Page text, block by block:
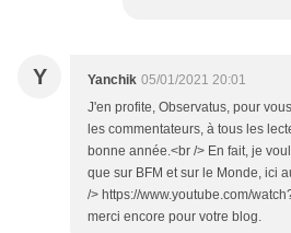
Y Yanchik 05/01/2021 20:01
J'en profite, Observatus, pour
les commentateurs, à tous les
bonne année.<br /> En fait, je
que sur BFM et sur le Monde, ici
/> https://www.youtube.com/
merci encore pour votre blog.